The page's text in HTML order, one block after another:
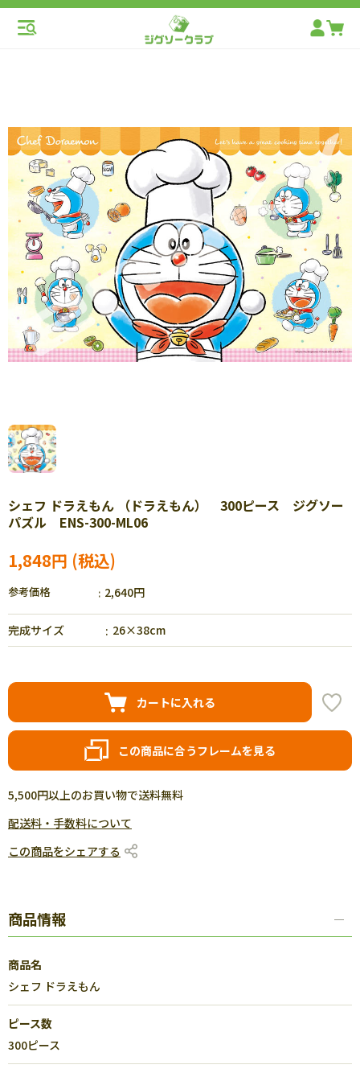
シェフ ドラえもん （ドラえもん） 300ピース ジグソー
パズル ENS-300-ML06
1,848円
参考価格 2,640円
完成サイズ 26×38cm
カートに入れる
この商品に合うフレームを見る
5,500円以上のお買い物で送料無料
配送料・手数料について
この商品をシェアする
商品情報
商品名
シェフ ドラえもん
ピース数
300ピース